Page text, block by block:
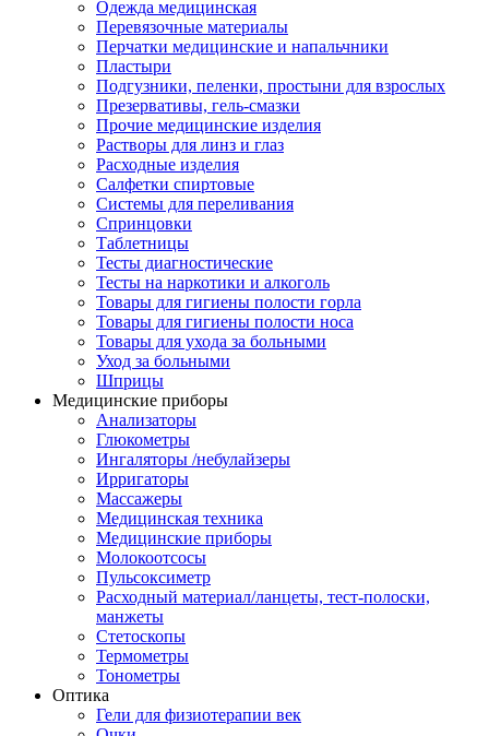
Одежда медицинская
Перевязочные материалы
Перчатки медицинские и напальчники
Пластыри
Подгузники, пеленки, простыни для взрослых
Презервативы, гель-смазки
Прочие медицинские изделия
Растворы для линз и глаз
Расходные изделия
Салфетки спиртовые
Системы для переливания
Спринцовки
Таблетницы
Тесты диагностические
Тесты на наркотики и алкоголь
Товары для гигиены полости горла
Товары для гигиены полости носа
Товары для ухода за больными
Уход за больными
Шприцы
Медицинские приборы
Анализаторы
Глюкометры
Ингаляторы /небулайзеры
Ирригаторы
Массажеры
Медицинская техника
Медицинские приборы
Молокоотсосы
Пульсоксиметр
Расходный материал/ланцеты, тест-полоски,
манжеты
Стетоскопы
Термометры
Тонометры
Оптика
Гели для физиотерапии век